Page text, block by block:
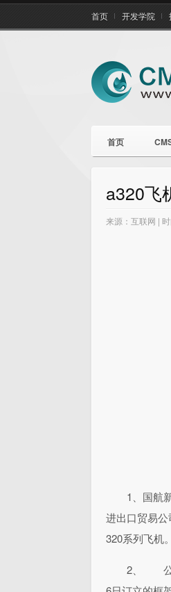
首页 开发学院
首页
a320飞
来源：互联网 |
1、国航
进出口贸易
320系列飞机。
2、 公